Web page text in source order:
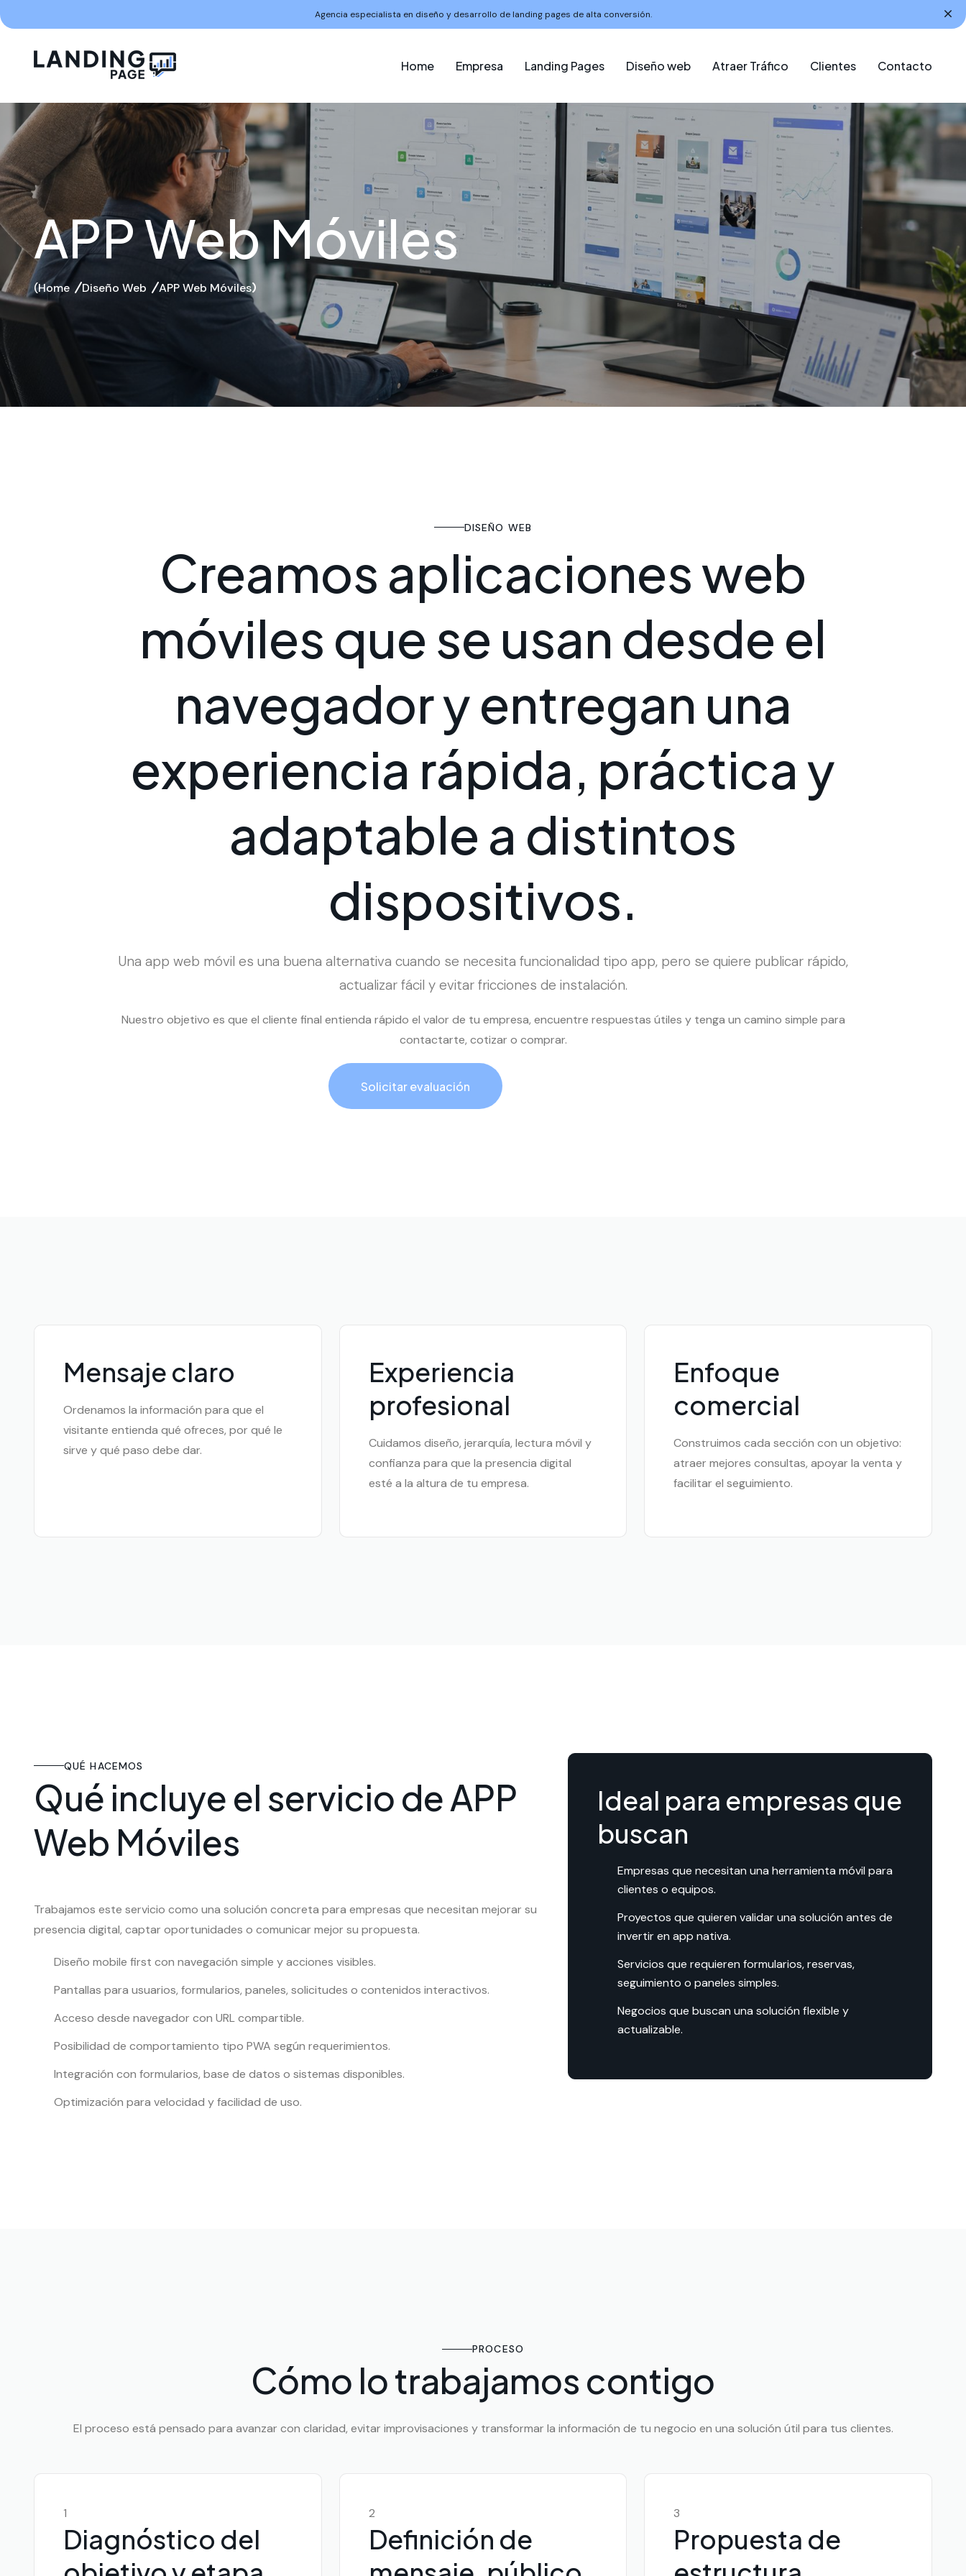
Agencia especialista en diseño y desarrollo de landing pages de alta conversión.
Home Empresa Landing Pages Diseño web Atraer Tráfico Clientes Contacto
APP Web Móviles
Home Diseño Web APP Web Móviles
DISEÑO WEB
Creamos aplicacionesweb
móviles que se usan desde el
navegadoryentregan una
experiencia rápida, prácticay
adaptable a distintos
dispositivos.
Una app web móvil es una buena alternativa cuando se necesita funcionalidad tipo app, pero se quiere publicar rápido,
actualizar fácil y evitar fricciones de instalación.
Nuestro objetivo es que el cliente final entienda rápido el valor de tu empresa, encuentre respuestas útiles y tenga un camino simple para
contactarte, cotizar o comprar.
Solicitar evaluación
Mensaje claro
Ordenamos la información para que el
visitante entienda qué ofreces, por qué le
sirve y qué paso debe dar.
Experiencia
profesional
Cuidamos diseño, jerarquía, lectura móvil y
confianza para que la presencia digital
esté a la altura de tu empresa.
Enfoque
comercial
Construimos cada sección con un objetivo:
atraer mejores consultas, apoyar la venta y
facilitar el seguimiento.
QUÉ HACEMOS
Qué incluye el servicio de APP
Web Móviles
Trabajamos este servicio como una solución concreta para empresas que necesitan mejorar su
presencia digital, captar oportunidades o comunicar mejor su propuesta.
Diseño mobile first con navegación simple y acciones visibles.
Pantallas para usuarios, formularios, paneles, solicitudes o contenidos interactivos.
Acceso desde navegador con URL compartible.
Posibilidad de comportamiento tipo PWA según requerimientos.
Integración con formularios, base de datos o sistemas disponibles.
Optimización para velocidad y facilidad de uso.
Ideal para empresas que
buscan
Empresas que necesitan una herramienta móvil para
clientes o equipos.
Proyectos que quieren validar una solución antes de
invertir en app nativa.
Servicios que requieren formularios, reservas,
seguimiento o paneles simples.
Negocios que buscan una solución flexible y
actualizable.
PROCESO
Cómo lo trabajamos contigo
El proceso está pensado para avanzar con claridad, evitar improvisaciones y transformar la información de tu negocio en una solución útil para tus clientes.
1
Diagnóstico del
2
Definición de
3
Propuesta de